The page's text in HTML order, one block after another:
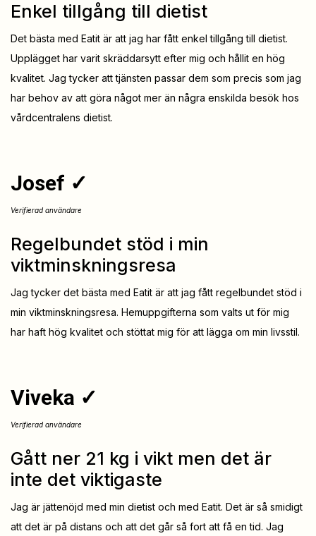
Enkel tillgång till dietist
Det bästa med Eatit är att jag har fått enkel tillgång till dietist.
Upplägget har varit skräddarsytt efter mig och hållit en hög
kvalitet. Jag tycker att tjänsten passar dem som precis som jag
har behov av att göra något mer än några enskilda besök hos
vårdcentralens dietist.
Josef ✓
Verifierad användare
Regelbundet stöd i min
viktminskningsresa
Jag tycker det bästa med Eatit är att jag fått regelbundet stöd i
min viktminskningsresa. Hemuppgifterna som valts ut för mig
har haft hög kvalitet och stöttat mig för att lägga om min livsstil.
Viveka ✓
Verifierad användare
Gått ner 21 kg i vikt men det är
inte det viktigaste
Jag är jättenöjd med min dietist och med Eatit. Det är så smidigt
att det är på distans och att det går så fort att få en tid. Jag